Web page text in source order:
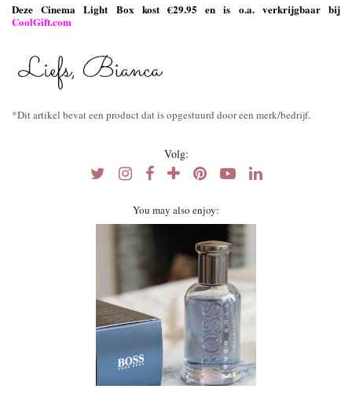
Deze Cinema Light Box kost €29.95 en is o.a. verkrijgbaar bij
CoolGift.com
*Dit artikel bevat een product dat is opgestuurd door een merk/bedrijf.
Volg:
You may also enjoy: